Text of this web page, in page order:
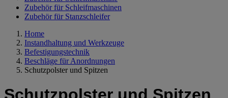
Zubehör für Schleifmaschinen
Zubehör für Stanzschleifer
Home
Instandhaltung und Werkzeuge
Befestigungstechnik
Beschläge für Anordnungen
Schutzpolster und Spitzen